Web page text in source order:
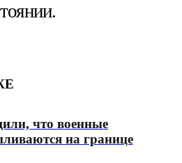
что военные
на границе